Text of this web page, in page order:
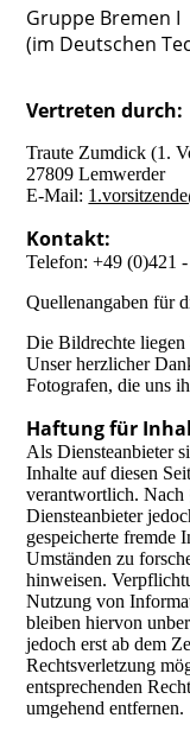
Gruppe Bremen I
(im Deutschen
Vertreten durch:
Traute Zumdick (1.
27809 Lemwerder
E-Mail:
Kontakt:
Telefon: +49 (0)421
Quellenangaben für
Die Bildrechte
Unser herzlicher
Fotografen, die uns
Haftung für
Als Diensteanbieter
Inhalte auf diesen
verantwortlich.
Diensteanbieter
gespeicherte fremde
Umständen zu
hinweisen.
Nutzung von
bleiben hiervon
jedoch erst ab dem
Rechtsverletzung
entsprechenden
umgehend entfernen.